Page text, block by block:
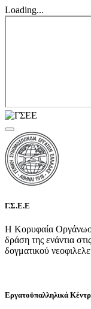
Loading...
Γ.Σ.Ε.Ε
Η Κορυφαία
δράση της ενάντια
δογματικού
Εργατοϋπαλληλικά